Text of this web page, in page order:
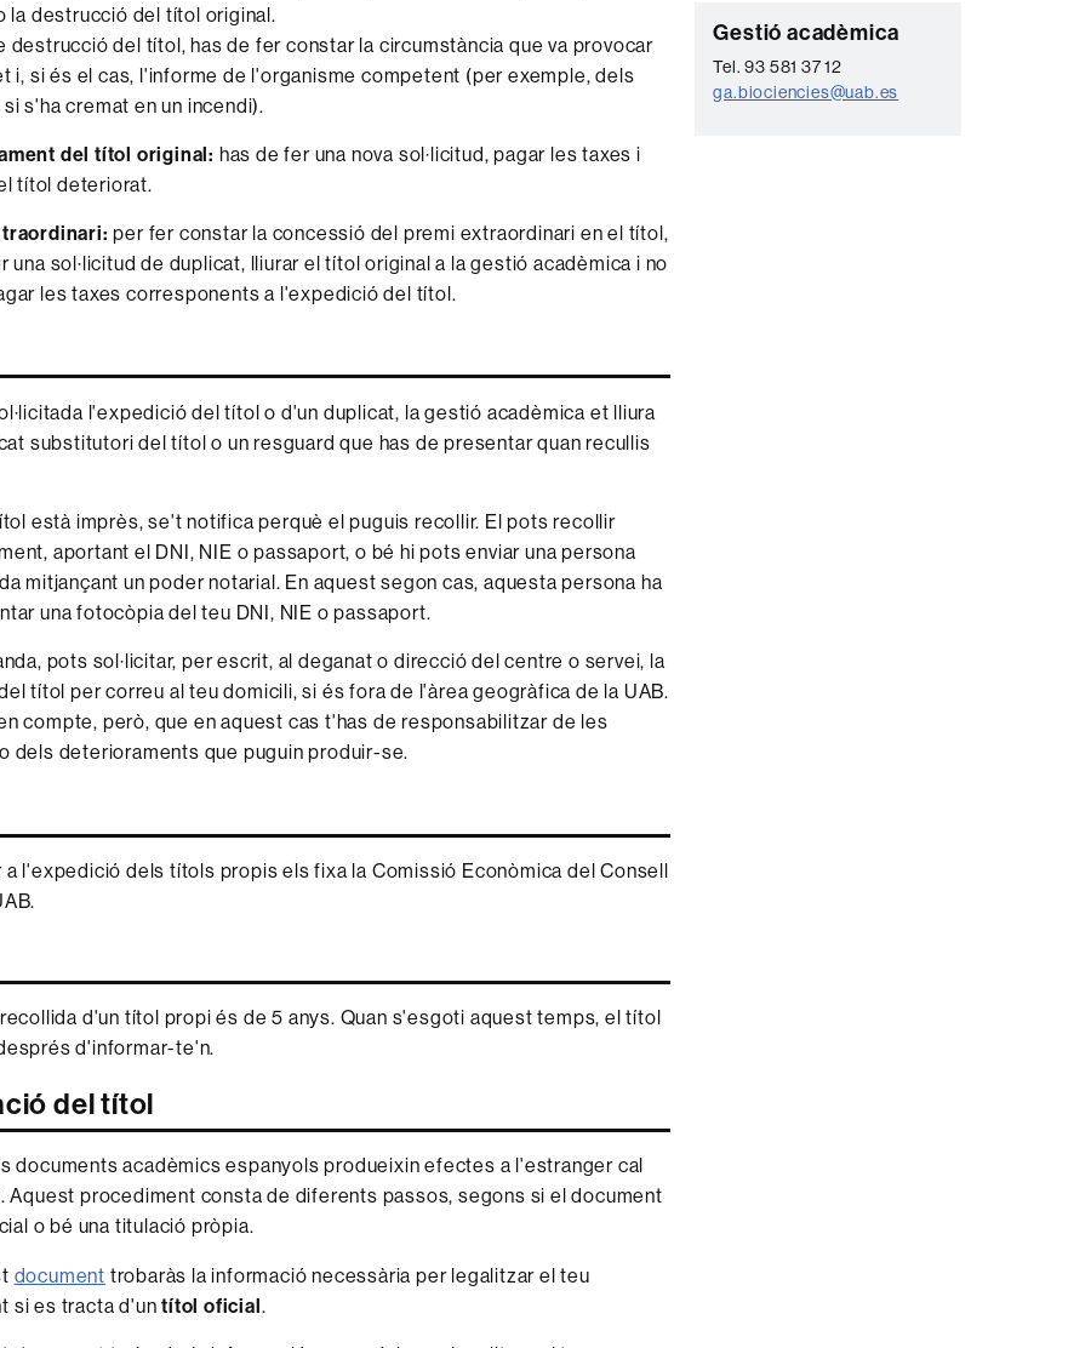
la destrucció del títol original.
destrucció del títol, has de fer constar la circumstància que va provocar
i, si és el cas, l'informe de l'organisme competent (per exemple, dels
s'ha cremat en un incendi).
del títol original: has de fer una nova sol·licitud, pagar les taxes i
títol deteriorat.
per fer constar la concessió del premi extraordinari en el títol,
una sol·licitud de duplicat, lliurar el títol original a la gestió acadèmica i no
les taxes corresponents a l'expedició del títol.
l'expedició del títol o d'un duplicat, la gestió acadèmica et lliura
substitutori del títol o un resguard que has de presentar quan recullis
està imprès, se't notifica perquè el puguis recollir. El pots recollir
aportant el DNI, NIE o passaport, o bé hi pots enviar una persona
mitjançant un poder notarial. En aquest segon cas, aquesta persona ha
una fotocòpia del teu DNI, NIE o passaport.
pots sol·licitar, per escrit, al deganat o direcció del centre o servei, la
títol per correu al teu domicili, si és fora de l'àrea geogràfica de la UAB.
compte, però, que en aquest cas t'has de responsabilitzar de les
dels deterioraments que puguin produir-se.
a l'expedició dels títols propis els fixa la Comissió Econòmica del Consell
d'un títol propi és de 5 anys. Quan s'esgoti aquest temps, el títol
d'informar-te'n.
del títol
documents acadèmics espanyols produeixin efectes a l'estranger cal
Aquest procediment consta de diferents passos, segons si el document
o bé una titulació pròpia.
document trobaràs la informació necessària per legalitzar el teu
si es tracta d'untítol oficial.
C
o
n
Gestió acadèmica
Tel. 93 581 37 12
ga.biociencies@uab.es